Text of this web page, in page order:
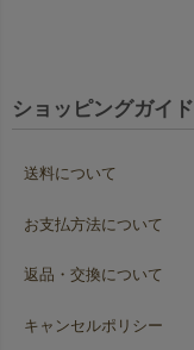
ショッピングガイド
送料について
お支払方法について
返品・交換について
キャンセルポリシー